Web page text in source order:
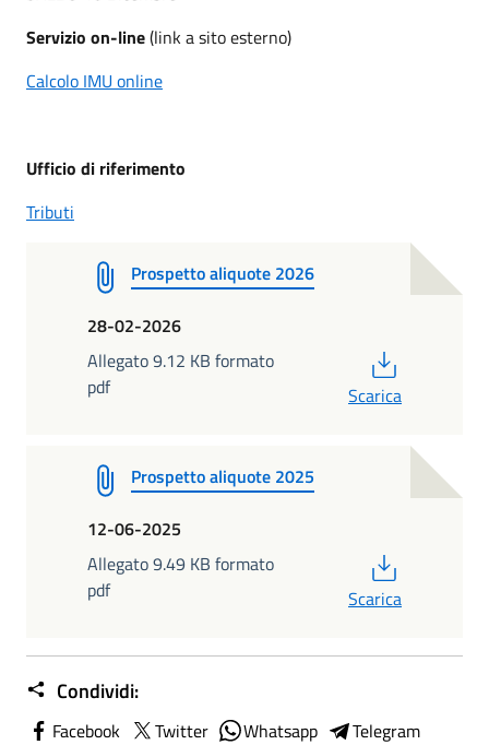
Servizio on-line(link a sito esterno)
Calcolo IMU online
Ufficio di riferimento
Tributi
Prospetto aliquote 2026
28-02-2026
Allegato 9.12 KB formato
pdf
Scarica
Prospetto aliquote 2025
12-06-2025
Allegato 9.49 KB formato
pdf
Scarica
Condividi:
Facebook Twitter Whatsapp
Telegram